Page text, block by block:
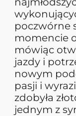
poczwórne
momencie
mówiąc
jazdy i
nowym
pasji i
zdobyła
jednym z